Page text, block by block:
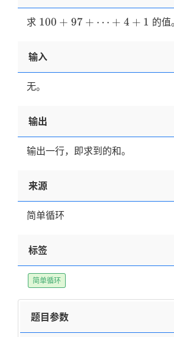
求 100+97+
100 + 97 + ⋯ + 4 + 1 的值
输入
无。
输出
输出一行，即求到的和。
来源
简单循环
标签
简单循环
题目参数